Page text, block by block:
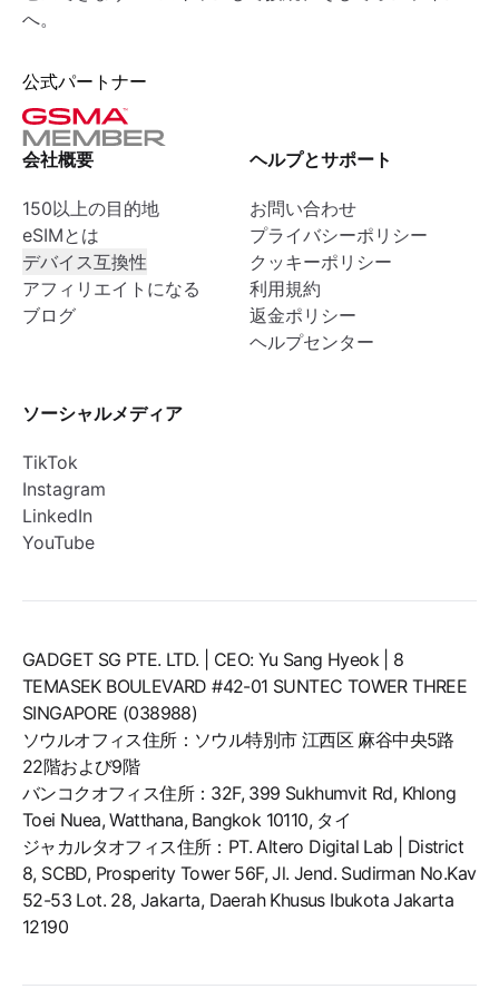
へ。
公式パートナー
会社概要
150以上の目的地
eSIMとは
デバイス互換性
アフィリエイトになる
ブログ
ヘルプとサポート
お問い合わせ
プライバシーポリシー
クッキーポリシー
利用規約
返金ポリシー
ヘルプセンター
ソーシャルメディア
TikTok
Instagram
LinkedIn
YouTube
GADGET SG PTE. LTD. | CEO: Yu Sang Hyeok | 8
TEMASEK BOULEVARD #42-01 SUNTEC TOWER THREE
SINGAPORE (038988)
ソウルオフィス住所：ソウル特別市 江西区 麻谷中央5路
22階および9階
バンコクオフィス住所：32F, 399 Sukhumvit Rd, Khlong
Toei Nuea, Watthana, Bangkok 10110, タイ
ジャカルタオフィス住所：PT. Altero Digital Lab | District
8, SCBD, Prosperity Tower 56F, Jl. Jend. Sudirman No.Kav
52-53 Lot. 28, Jakarta, Daerah Khusus Ibukota Jakarta
12190